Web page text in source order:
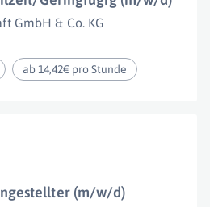
GmbH & Co. KG
ab 14,42€ pro Stunde
(m/w/d)